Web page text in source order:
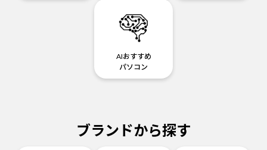
AIおすすめ
パソコン
ブランドから探す